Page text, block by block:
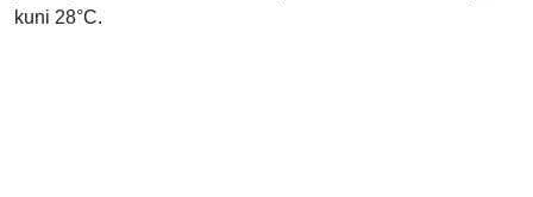
kuni 28°C.